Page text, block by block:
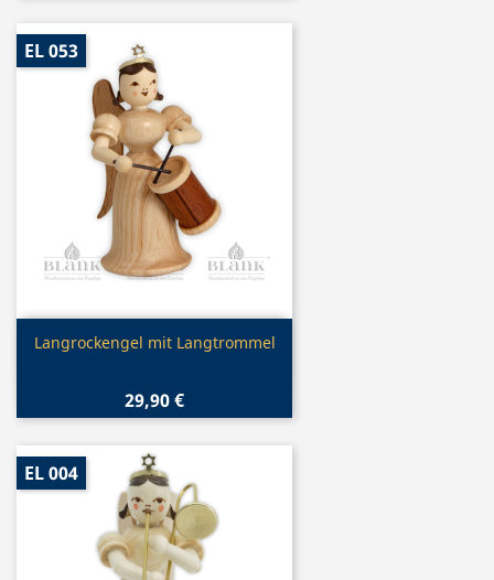
Vorschau
Langrockengel mit Langtrommel
29,90 €
EL 053
EL 004